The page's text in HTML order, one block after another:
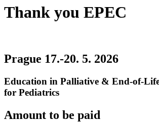
Thank you EPEC
Prague 17.-20. 5. 2026
Education in Palliative & End-of-
for Pediatrics
Amount to be paid